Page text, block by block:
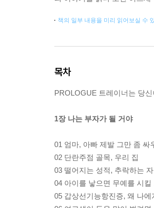
책의 일부 내용을 미리 읽어보실 수
목차
PROLOGUE 트레이너는 당
1장 나는 부자가 될 거야
01 엄마, 아빠 제발 그만 좀 싸
02 단란주점 골목, 우리 집
03 떨어지는 성적, 추락하는
04 아이를 낳으면 무예를 시킬
05 갑상선기능항진증, 왜 나에